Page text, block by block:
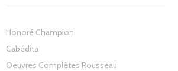
Honoré Champion
Cabédita
Oeuvres Complètes Rousseau